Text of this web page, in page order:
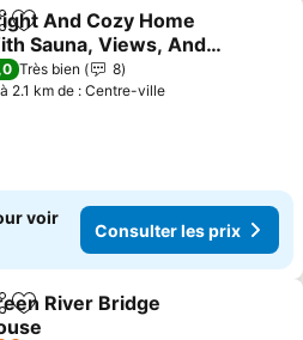
Ajouter à mes favoris
And Cozy Home
Sauna, Views, And
Amenities
Très bien
8
à 2.1 km de : Centre-ville
voir
Consulter les prix
Ajouter à mes favoris
River Bridge